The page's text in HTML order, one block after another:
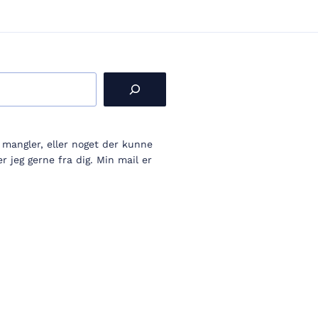
eller noget der kunne
jeg gerne fra dig. Min mail er